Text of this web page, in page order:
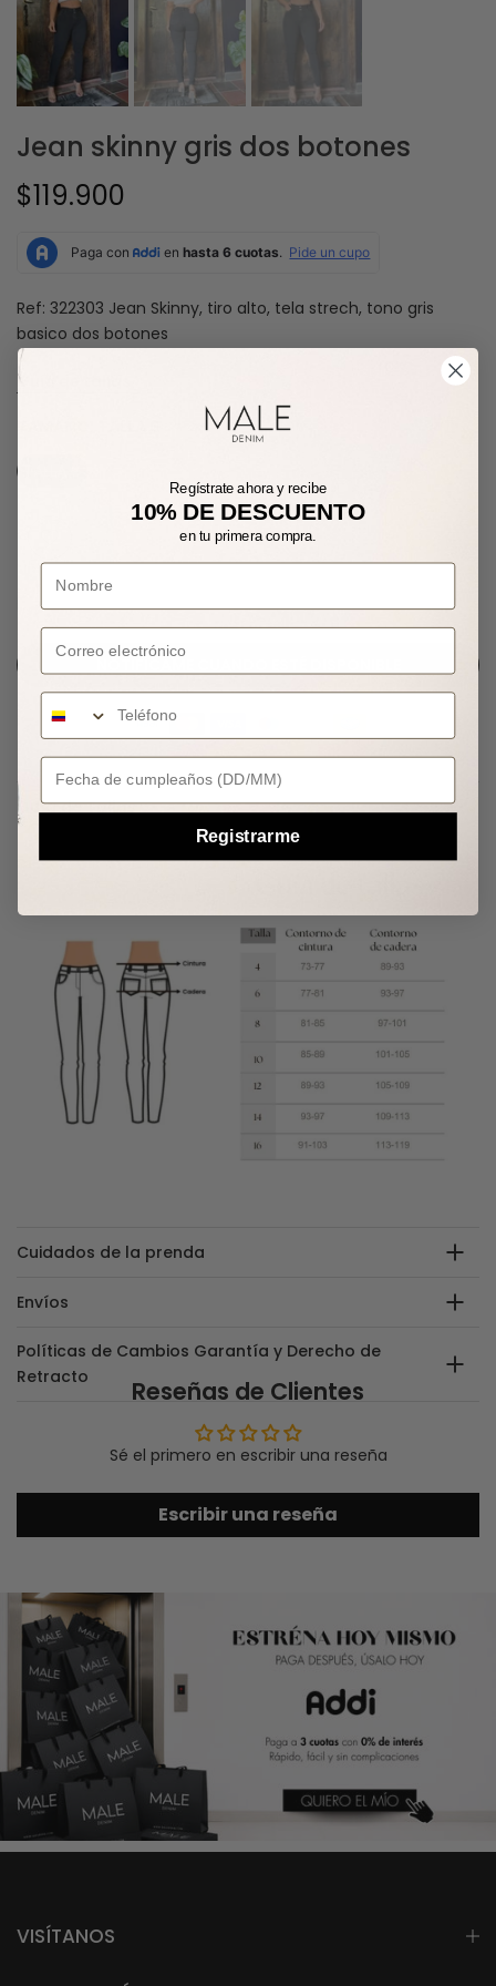
Jean skinny gris dos botones
$119.900
Ref: 322303 Jean Skinny, tiro alto, tela strech, tono gris
basico dos botones
Guía de tallas
AGOTADO
Guía de Tallas
Cuidados de la prenda
Envíos
Políticas de Cambios Garantía y Derecho de
Retracto
Reseñas de Clientes
Sé el primero en escribir una reseña
Escribir una reseña
VISÍTANOS
Regístrate ahora y recibe
10% DE DESCUENTO
en tu primera compra.
Correo electrónico
Your Birthday
Registrarme